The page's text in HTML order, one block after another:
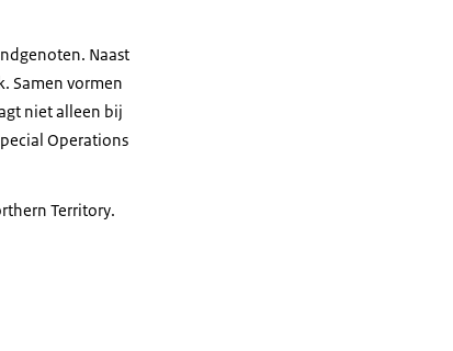
Naast
Samen vormen
niet alleen bij
Operations
Territory.